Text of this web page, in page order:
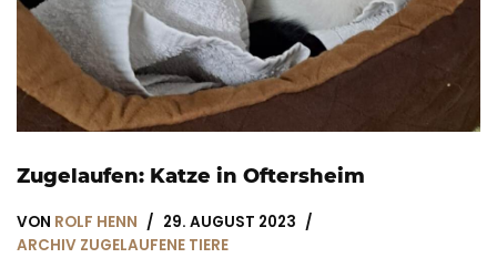
Zugelaufen: Katze in Oftersheim
VON ROLF HENN
29. AUGUST 2023
ARCHIV ZUGELAUFENE TIERE